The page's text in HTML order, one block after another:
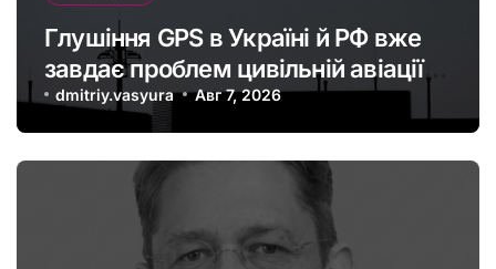
Глушіння GPS в Україні й РФ вже
завдає проблем цивільній авіації в
Європі: наскільки це небезпечно
dmitriy.vasyura Авг 7, 2026